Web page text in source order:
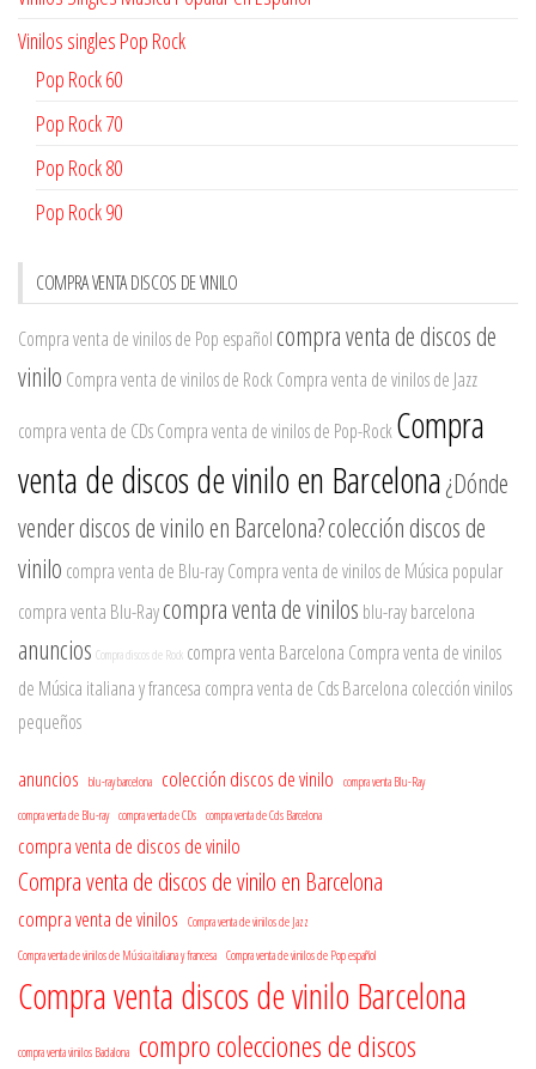
Vinilos singles Pop Rock
Pop Rock 60
Pop Rock 70
Pop Rock 80
Pop Rock 90
COMPRA VENTA DISCOS DE VINILO
Compra venta de vinilos de Pop español compra venta de discos de
vinilo Compra venta de vinilos de RockCompra venta de vinilos de Jazz
compra venta de CDsCompra venta de vinilos de Pop-RockCompra
venta de discos de vinilo en Barcelona¿Dónde
vender discos de vinilo en Barcelona?colección discos de
vinilo compra venta de Blu-rayCompra venta de vinilos de Música popular
compra venta Blu-Raycompra venta de vinilos blu-ray barcelona
anuncios Compra discos de Rock compra venta Barcelona Compra venta de vinilos
de Música italiana y francesa compra venta de Cds Barcelona colección vinilos
pequeños
anuncios blu-ray barcelona colección discos de vinilo
compra venta Blu-Ray
compra venta de Blu-ray compra venta de CDs compra venta de Cds Barcelona
compra venta de discos de vinilo
Compra venta de discos de vinilo en Barcelona
compra venta de vinilos
Compra venta de vinilos de Jazz
Compra venta de vinilos de Música italiana y francesa Compra venta de vinilos de Pop español
Compra venta discos de vinilo Barcelona
compra venta vinilos Badalona compro colecciones de discos